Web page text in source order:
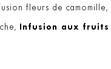
fleurs de camomille,
Infusion aux fruits